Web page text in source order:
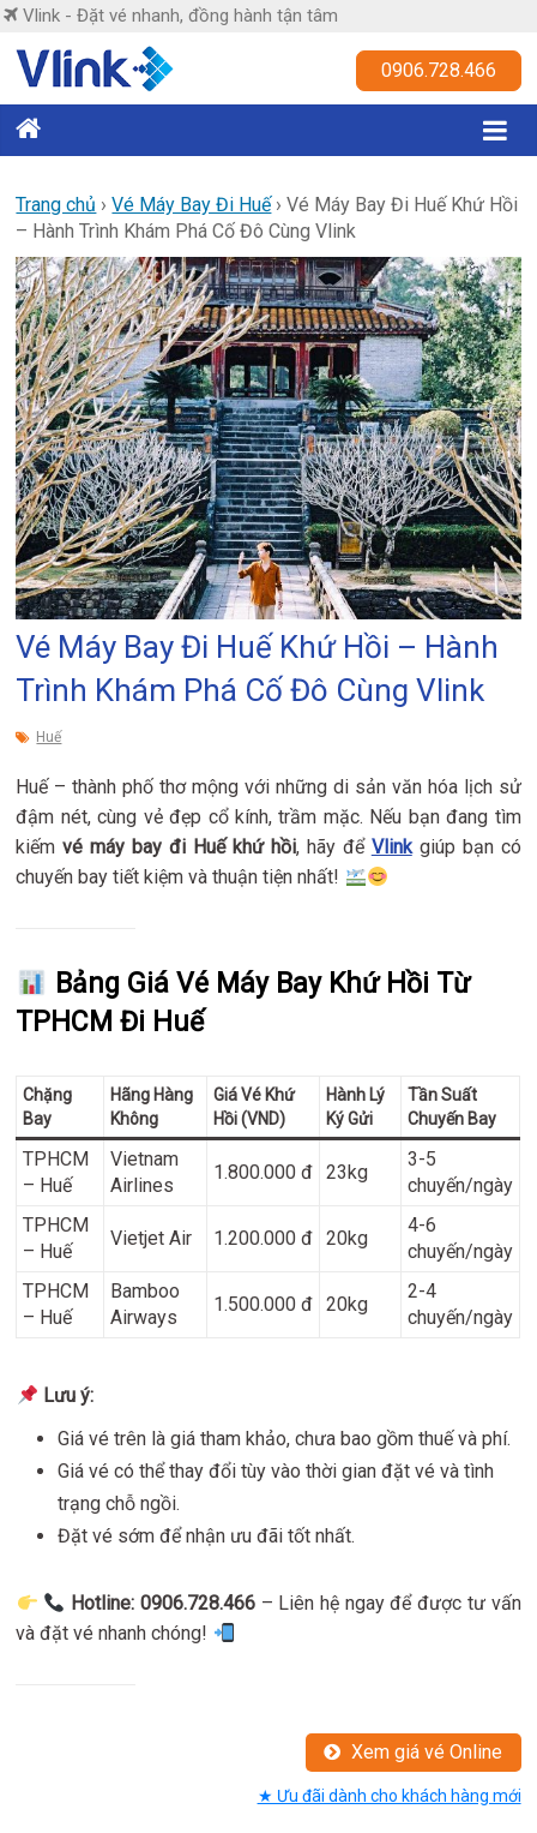
Skip
content
Vlink - Đặt vé nhanh, đồng hành tận tâm
Vlink
nhanh,
đồng
hành
tận
tâm
0906.728.466
Trang chủ ›Vé Máy Bay Đi Huế›Vé Máy Bay Đi Huế Khứ Hồi
– Hành Trình Khám Phá Cố Đô Cùng Vlink
Vé Máy Bay Đi Huế Khứ Hồi – Hành
Trình Khám Phá Cố Đô Cùng Vlink
Huế
Huế – thành phố thơ mộng với những di sản văn hóa lịch sử
đậm nét, cùng vẻ đẹp cổ kính, trầm mặc. Nếu bạn đang tìm
kiếmvé máy bay đi Huế khứ hồi, hãy để Vlinkgiúp bạn có
chuyến bay tiết kiệm và thuận tiện nhất!
Bảng Giá Vé Máy Bay Khứ Hồi Từ
TPHCM Đi Huế
Chặng
Bay
Hãng Hàng
Không
Giá Vé Khứ
Hồi (VND)
Hành Lý
Ký Gửi
Tần Suất
Chuyến Bay
TPHCM
– Huế
Vietnam
Airlines
1.800.000 đ 23kg
3-5
chuyến/ngày
TPHCM
– Huế
Vietjet Air 1.200.000 đ 20kg
4-6
chuyến/ngày
TPHCM
– Huế
Bamboo
Airways
1.500.000 đ 20kg
2-4
chuyến/ngày
Lưu ý:
Giá vé trên là giá tham khảo, chưa bao gồm thuế và phí.
Giá vé có thể thay đổi tùy vào thời gian đặt vé và tình
trạng chỗ ngồi.
Đặt vé sớm để nhận ưu đãi tốt nhất.
Hotline: 0906.728.466– Liên hệ ngay để được tư vấn
và đặt vé nhanh chóng!
Xem giá vé Online
★ Ưu đãi dành cho khách hàng mới